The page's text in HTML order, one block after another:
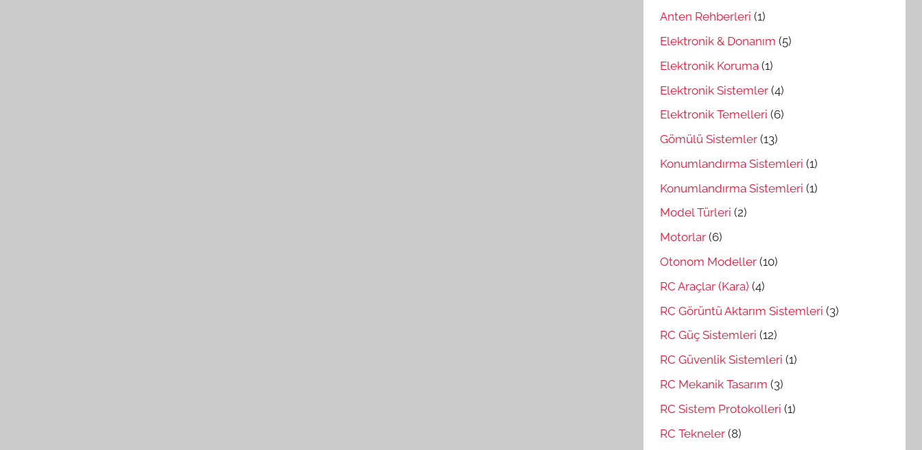
Anten Rehberleri (1)
Elektronik & Donanım (5)
Elektronik Koruma (1)
Elektronik Sistemler (4)
Elektronik Temelleri (6)
Gömülü Sistemler (13)
Konumlandırma Sistemleri (1)
Konumlandırma Sistemleri (1)
Model Türleri (2)
Motorlar (6)
Otonom Modeller (10)
RC Araçlar (Kara) (4)
RC Görüntü Aktarım Sistemleri (3)
RC Güç Sistemleri (12)
RC Güvenlik Sistemleri (1)
RC Mekanik Tasarım (3)
RC Sistem Protokolleri (1)
RC Tekneler (8)